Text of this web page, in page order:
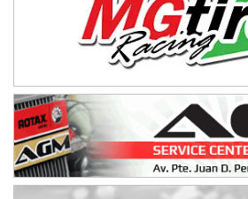
IAME SERIES ARGENTINA 6
Ramiro Tot (Asfalto)
KDO - F6
Ciudad de Trenque Lauquen (Asfalto)
Trenque Lauquen (Buenos Aires)
ENTRERRIANO - F6 (POSTERGADA)
Parque de la Velocidad (Asfalto)